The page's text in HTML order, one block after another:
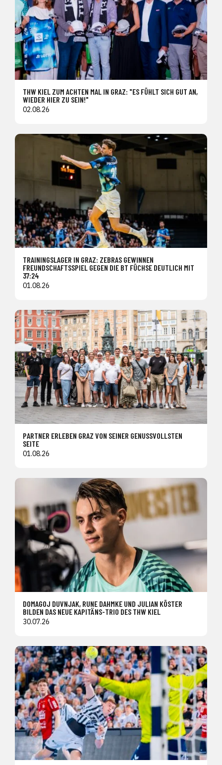
THW KIEL ZUM ACHTEN MAL IN GRAZ: "ES FÜHLT SICH GUT AN,
WIEDER HIER ZU SEIN!"
02.08.26
TRAININGSLAGER IN GRAZ: ZEBRAS GEWINNEN
FREUNDSCHAFTSSPIEL GEGEN DIE BT FÜCHSE DEUTLICH MIT
37:24
01.08.26
PARTNER ERLEBEN GRAZ VON SEINER GENUSSVOLLSTEN
SEITE
01.08.26
DOMAGOJ DUVNJAK, RUNE DAHMKE UND JULIAN KÖSTER
BILDEN DAS NEUE KAPITÄNS-TRIO DES THW KIEL
30.07.26